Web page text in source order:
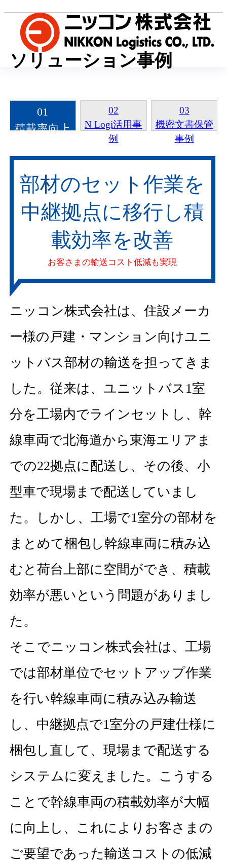
ソリューション事例
01
積載率向上
02
N Logi活用事
例
03
機密文書保管
事例
部材のセット作業を
中継拠点に移行し積
載効率を改善
お客さまの輸送コスト低減も実現
ニッコン株式会社は、住設メーカ
ー様の戸建・マンション向けユニ
ットバス部材の輸送を担ってきま
した。従来は、ユニットバス1室
分を工場内でラインセットし、幹
線車両で北海道から東海エリアま
での22拠点に配送し、その後、小
型車で現場まで配送していまし
た。しかし、工場で1室分の部材を
まとめて梱包し幹線車両に積み込
むと荷台上部に空間ができ、積載
効率が悪いという問題がありまし
た。
そこでニッコン株式会社は、工場
では部材単位でセットアップ作業
を行い幹線車両に積み込み輸送
し、中継拠点で1室分の戸建仕様に
梱包し直して、現場まで配送する
システムに変えました。こうする
ことで幹線車両の積載効率が大幅
に向上し、これによりお客さまの
ご要望であった輸送コストの低減